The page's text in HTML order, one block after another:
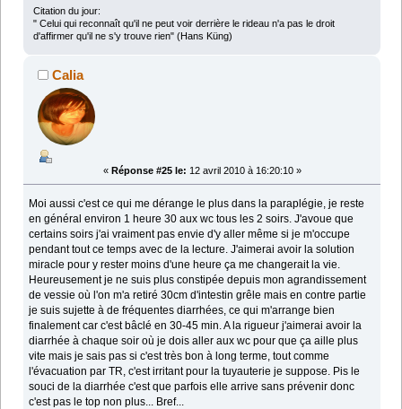
Citation du jour:
" Celui qui reconnaît qu'il ne peut voir derrière le rideau n'a pas le droit
d'affirmer qu'il ne s'y trouve rien" (Hans Küng)
Calia
« Réponse #25 le: 12 avril 2010 à 16:20:10 »
Moi aussi c'est ce qui me dérange le plus dans la paraplégie, je reste
en général environ 1 heure 30 aux wc tous les 2 soirs. J'avoue que
certains soirs j'ai vraiment pas envie d'y aller même si je m'occupe
pendant tout ce temps avec de la lecture. J'aimerai avoir la solution
miracle pour y rester moins d'une heure ça me changerait la vie.
Heureusement je ne suis plus constipée depuis mon agrandissement
de vessie où l'on m'a retiré 30cm d'intestin grêle mais en contre partie
je suis sujette à de fréquentes diarrhées, ce qui m'arrange bien
finalement car c'est bâclé en 30-45 min. A la rigueur j'aimerai avoir la
diarrhée à chaque soir où je dois aller aux wc pour que ça aille plus
vite mais je sais pas si c'est très bon à long terme, tout comme
l'évacuation par TR, c'est irritant pour la tuyauterie je suppose. Pis le
souci de la diarrhée c'est que parfois elle arrive sans prévenir donc
c'est pas le top non plus... Bref...